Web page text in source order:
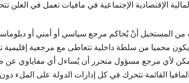
المالية الإقتصادية الإجتماعية في مافيات تعمل في العلن
من المستحيل أنْ يُحاكم مرجع سياسي أو أمني أو
يكون محميا من سلطة داخلية تتعاطى مع مرجعية
لا يمكن لأي مرجع مسؤول متحرر أن يُساءل أي
القائمة تتحرك في كل إدارات الدولة على